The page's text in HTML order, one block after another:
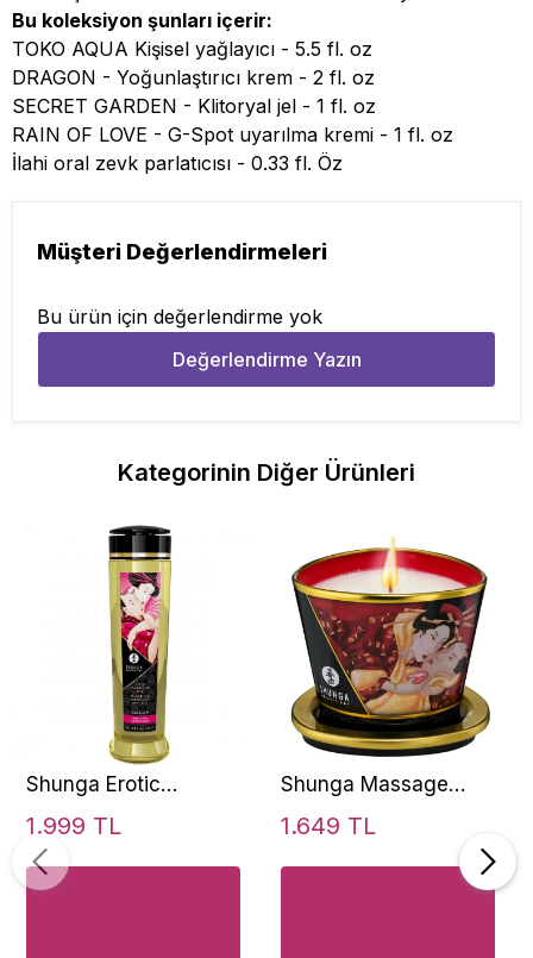
Bu koleksiyon şunları içerir:
TOKO AQUA Kişisel yağlayıcı - 5.5 fl. oz
DRAGON - Yoğunlaştırıcı krem ​​- 2 fl. oz
SECRET GARDEN - Klitoryal jel - 1 fl. oz
RAIN OF LOVE - G-Spot uyarılma kremi - 1 fl. oz
İlahi oral zevk parlatıcısı - 0.33 fl. Öz
Müşteri Değerlendirmeleri
Bu ürün için değerlendirme yok
Değerlendirme Yazın
Kategorinin Diğer Ürünleri
Shunga Erotic
Massage Oil 240 Ml
Sweet Lotus Aromalı
Masaj Yağı
1.999 TL
Shunga Massage
Candle Strawberry
1.649 TL